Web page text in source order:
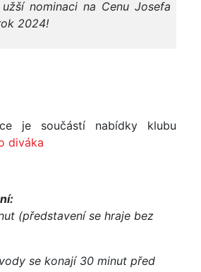
žší nominaci na Cenu Josefa
2024!
je součástí nabídky klubu
diváka
(představení se hraje bez
se konají 30 minut před